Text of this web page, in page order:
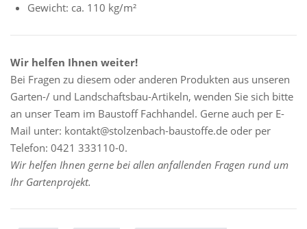
Gewicht: ca. 110 kg/m²
Wir helfen Ihnen weiter!
Bei Fragen zu diesem oder anderen Produkten aus unseren
Garten-/ und Landschaftsbau-Artikeln, wenden Sie sich bitte
an unser Team im Baustoff Fachhandel. Gerne auch per E-
Mail unter: kontakt@stolzenbach-baustoffe.de oder per
Telefon: 0421 333110-0.
Wir helfen Ihnen gerne bei allen anfallenden Fragen rund um
Ihr Gartenprojekt.